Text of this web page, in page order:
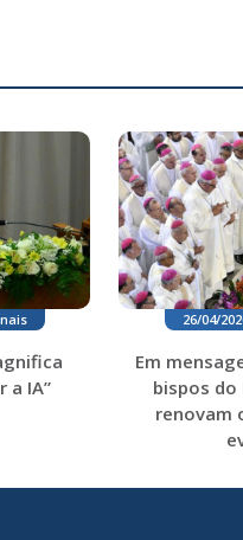
a IA”
26/04/
Em
bispos
renovam